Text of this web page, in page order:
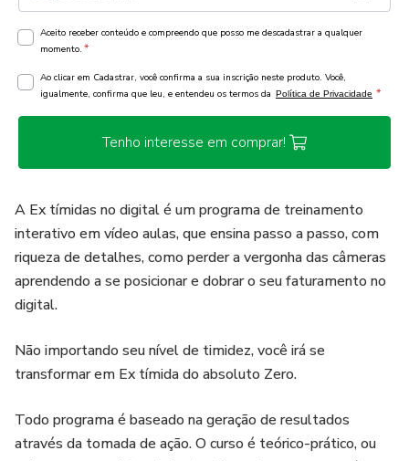
Aceito receber conteúdo e compreendo que posso me descadastrar a qualquer
momento. *
Ao clicar em Cadastrar, você confirma a sua inscrição neste produto. Você,
igualmente, confirma que leu, e entendeu os termos da Política de Privacidade *
Tenho interesse em comprar!
A Ex tímidas no digital é um programa de treinamento
interativo em vídeo aulas, que ensina passo a passo, com
riqueza de detalhes, como perder a vergonha das câmeras
aprendendo a se posicionar e dobrar o seu faturamento no
digital.
Não importando seu nível de timidez, você irá se
transformar em Ex tímida do absoluto Zero.
Todo programa é baseado na geração de resultados
através da tomada de ação. O curso é teórico-prático, ou